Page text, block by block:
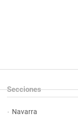
Secciones
Navarra